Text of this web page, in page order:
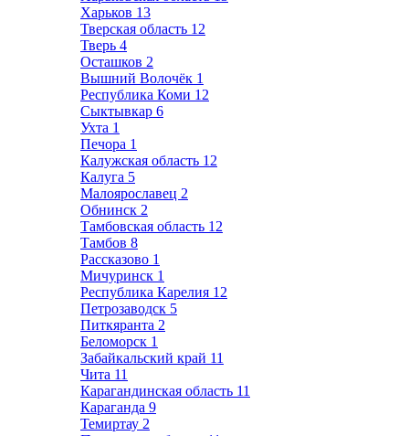
Харьков 13
Тверская область 12
Тверь 4
Осташков 2
Вышний Волочёк 1
Республика Коми 12
Сыктывкар 6
Ухта 1
Печора 1
Калужская область 12
Калуга 5
Малоярославец 2
Обнинск 2
Тамбовская область 12
Тамбов 8
Рассказово 1
Мичуринск 1
Республика Карелия 12
Петрозаводск 5
Питкяранта 2
Беломорск 1
Забайкальский край 11
Чита 11
Карагандинская область 11
Караганда 9
Темиртау 2